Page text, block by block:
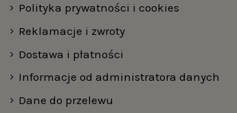
Polityka prywatności i cookies
Reklamacje i zwroty
Dostawa i płatności
Informacje od administratora danych
Dane do przelewu